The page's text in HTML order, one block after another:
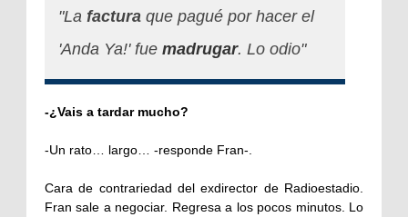
"La factura que pagué por hacer el
'Anda Ya!' fue madrugar. Lo odio"
-¿Vais a tardar mucho?
-Un rato… largo… -responde Fran-.
Cara de contrariedad del exdirector de Radioestadio.
Fran sale a negociar. Regresa a los pocos minutos. Lo